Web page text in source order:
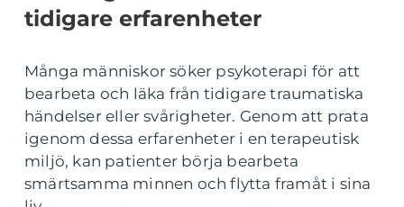
tidigare erfarenheter
Många människor söker psykoterapi för att
bearbeta och läka från tidigare traumatiska
händelser eller svårigheter. Genom att prata
igenom dessa erfarenheter i en terapeutisk
miljö, kan patienter börja bearbeta
smärtsamma minnen och flytta framåt i sina